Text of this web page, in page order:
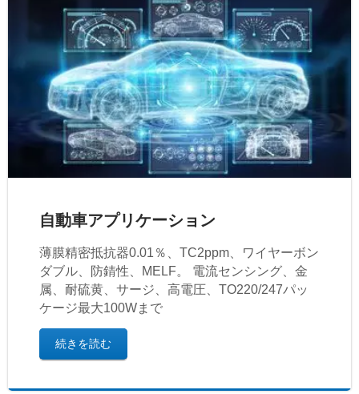
自動車アプリケーション
薄膜精密抵抗器0.01％、TC2ppm、ワイヤーボン
ダブル、防錆性、MELF。 電流センシング、金
属、耐硫黄、サージ、高電圧、TO220/247パッ
ケージ最大100Wまで
続きを読む